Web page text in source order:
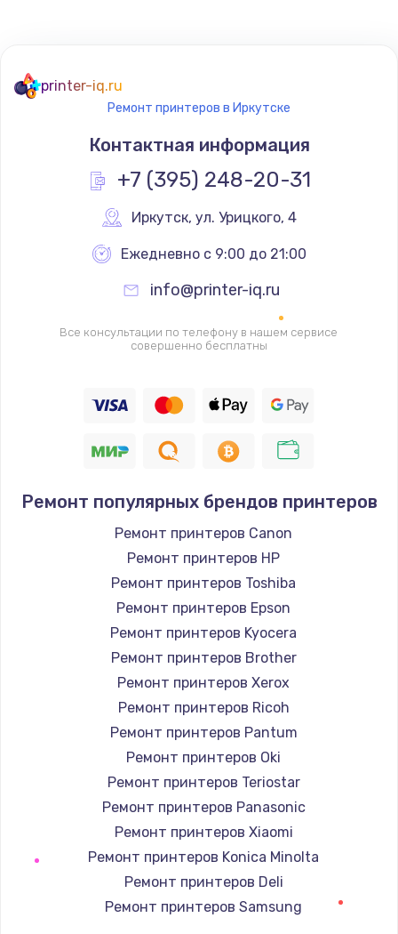
Замена уплотнительных колец
2000 руб.
Заказать
Замена помпы
Ремонт гидросистемы
3000 руб.
Замена электромагнитного клапана
2000 руб.
Ремонт разъема SIM-карты
880 руб.
Заказать
Замена GPS модуля
880 руб.
Заказать
Устранение ошибок
2000 руб.
Заказать
Замена вентилятора
970 руб.
Заказать
Замена таймера
printer-iq.ru
Ремонт принтеров в Иркутске
Контактная информация
+7 (395) 248-20-31
Иркутск, ул. Урицкого, 4
Ежедневно с 9:00 до 21:00
info@printer-iq.ru
Все консультации по телефону в нашем сервисе
совершенно бесплатны
Ремонт популярных брендов принтеров
Ремонт принтеров Canon
Ремонт принтеров HP
Ремонт принтеров Toshiba
Ремонт принтеров Epson
Ремонт принтеров Kyocera
Ремонт принтеров Brother
Ремонт принтеров Xerox
Ремонт принтеров Ricoh
Ремонт принтеров Pantum
Ремонт принтеров Oki
Ремонт принтеров Teriostar
Ремонт принтеров Panasonic
Ремонт принтеров Xiaomi
Ремонт принтеров Konica Minolta
Ремонт принтеров Deli
Ремонт принтеров Samsung